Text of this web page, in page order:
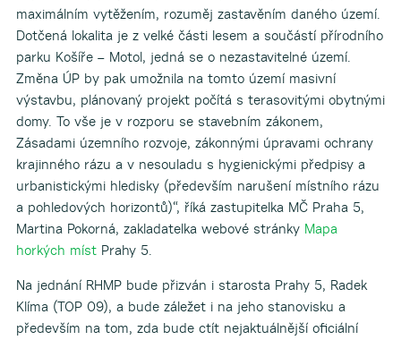
maximálním vytěžením, rozuměj zastavěním daného území.
Dotčená lokalita je z velké části lesem a součástí přírodního
parku Košíře – Motol, jedná se o nezastavitelné území.
Změna ÚP by pak umožnila na tomto území masivní
výstavbu, plánovaný projekt počítá s terasovitými obytnými
domy. To vše je v rozporu se stavebním zákonem,
Zásadami územního rozvoje, zákonnými úpravami ochrany
krajinného rázu a v nesouladu s hygienickými předpisy a
urbanistickými hledisky (především narušení místního rázu
a pohledových horizontů)“, říká zastupitelka MČ Praha 5,
Martina Pokorná, zakladatelka webové stránky Mapa
horkých místPrahy 5.
Na jednání RHMP bude přizván i starosta Prahy 5, Radek
Klíma (TOP 09), a bude záležet i na jeho stanovisku a
především na tom, zda bude ctít nejaktuálnější oficiální